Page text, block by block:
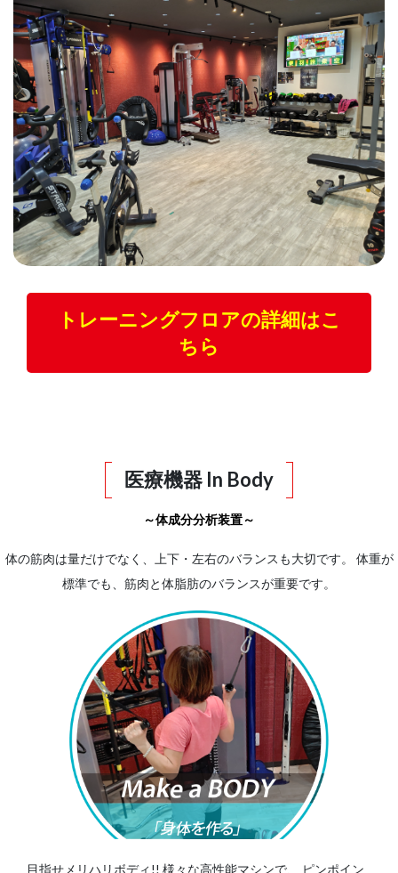
トレーニングフロアの詳細はこ
ちら
医療機器 In Body
～体成分分析装置～
体の筋肉は量だけでなく、上下・左右のバランスも大切です。 体重が
標準でも、筋肉と体脂肪のバランスが重要です。
目指せメリハリボディ!! 様々な高性能マシンで、 ピンポイン